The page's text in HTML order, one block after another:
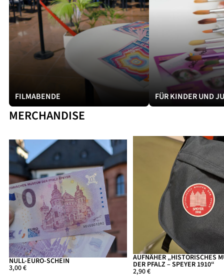
FILMABENDE FÜR KINDER UND
MERCHANDISE
NULL-EURO-SCHEIN
3,00 €
AUFNÄHER „HISTORISCHES
DER PFALZ – SPEYER 1910“
2,90 €